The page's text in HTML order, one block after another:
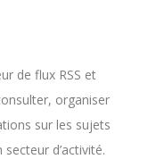
de flux RSS et
organiser
sur les sujets
d’activité.